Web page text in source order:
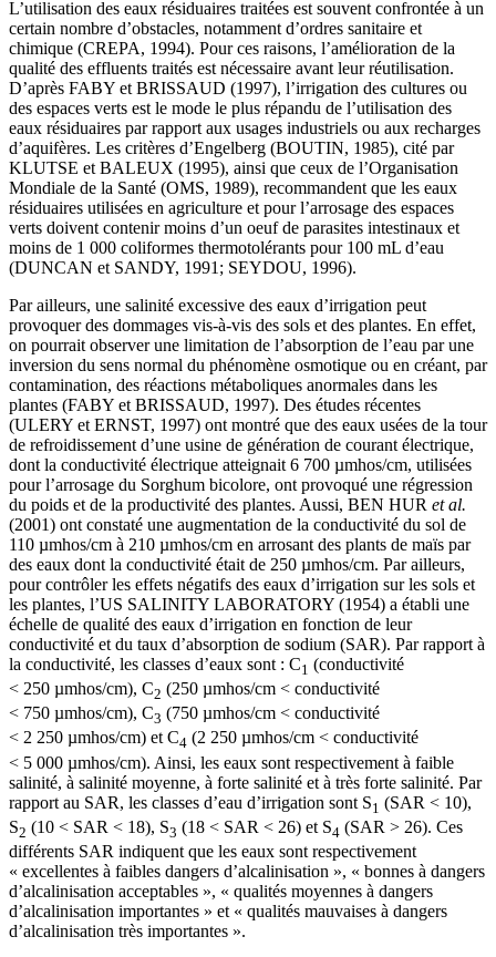
L’utilisation des eaux résiduaires traitées est souvent confrontée à un
certain nombre d’obstacles, notamment d’ordres sanitaire et
chimique (CREPA, 1994). Pour ces raisons, l’amélioration de la
qualité des effluents traités est nécessaire avant leur réutilisation.
D’après FABY et BRISSAUD (1997), l’irrigation des cultures ou
des espaces verts est le mode le plus répandu de l’utilisation des
eaux résiduaires par rapport aux usages industriels ou aux recharges
d’aquifères. Les critères d’Engelberg (BOUTIN, 1985), cité par
KLUTSE et BALEUX (1995), ainsi que ceux de l’Organisation
Mondiale de la Santé (OMS, 1989), recommandent que les eaux
résiduaires utilisées en agriculture et pour l’arrosage des espaces
verts doivent contenir moins d’un oeuf de parasites intestinaux et
moins de 1 000 coliformes thermotolérants pour 100 mL d’eau
(DUNCAN et SANDY, 1991; SEYDOU, 1996).
Par ailleurs, une salinité excessive des eaux d’irrigation peut
provoquer des dommages vis‑à‑vis des sols et des plantes. En effet,
on pourrait observer une limitation de l’absorption de l’eau par une
inversion du sens normal du phénomène osmotique ou en créant, par
contamination, des réactions métaboliques anormales dans les
plantes (FABY et BRISSAUD, 1997). Des études récentes
(ULERY et ERNST, 1997) ont montré que des eaux usées de la tour
de refroidissement d’une usine de génération de courant électrique,
dont la conductivité électrique atteignait 6 700 µmhos/cm, utilisées
pour l’arrosage du Sorghum bicolore, ont provoqué une régression
du poids et de la productivité des plantes. Aussi, BEN HUR et al.
(2001) ont constaté une augmentation de la conductivité du sol de
110 µmhos/cm à 210 µmhos/cm en arrosant des plants de maïs par
des eaux dont la conductivité était de 250 µmhos/cm. Par ailleurs,
pour contrôler les effets négatifs des eaux d’irrigation sur les sols et
les plantes, l’US SALINITY LABORATORY (1954) a établi une
échelle de qualité des eaux d’irrigation en fonction de leur
conductivité et du taux d’absorption de sodium (SAR). Par rapport à
la conductivité, les classes d’eaux sont : C1 (conductivité
< 250 µmhos/cm), C2 (250 µmhos/cm < conductivité
< 750 µmhos/cm), C3 (750 µmhos/cm < conductivité
< 2 250 µmhos/cm) et C4 (2 250 µmhos/cm < conductivité
< 5 000 µmhos/cm). Ainsi, les eaux sont respectivement à faible
salinité, à salinité moyenne, à forte salinité et à très forte salinité. Par
rapport au SAR, les classes d’eau d’irrigation sont S1 (SAR < 10),
S2 (10 < SAR < 18), S3 (18 < SAR < 26) et S4 (SAR > 26). Ces
différents SAR indiquent que les eaux sont respectivement
« excellentes à faibles dangers d’alcalinisation », « bonnes à dangers
d’alcalinisation acceptables », « qualités moyennes à dangers
d’alcalinisation importantes » et « qualités mauvaises à dangers
d’alcalinisation très importantes ».